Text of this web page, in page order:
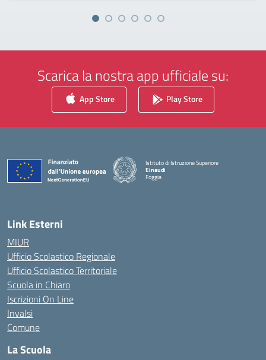
Scarica la nostra app ufficiale su:
App Store Play Store
Istituto di Istruzione Superiore
Einaudi
Foggia
— Visita la pagina iniziale della scuola
Link Esterni
MIUR
Ufficio Scolastico Regionale
Ufficio Scolastico Territoriale
Scuola in Chiaro
Iscrizioni On Line
Invalsi
Comune
La Scuola